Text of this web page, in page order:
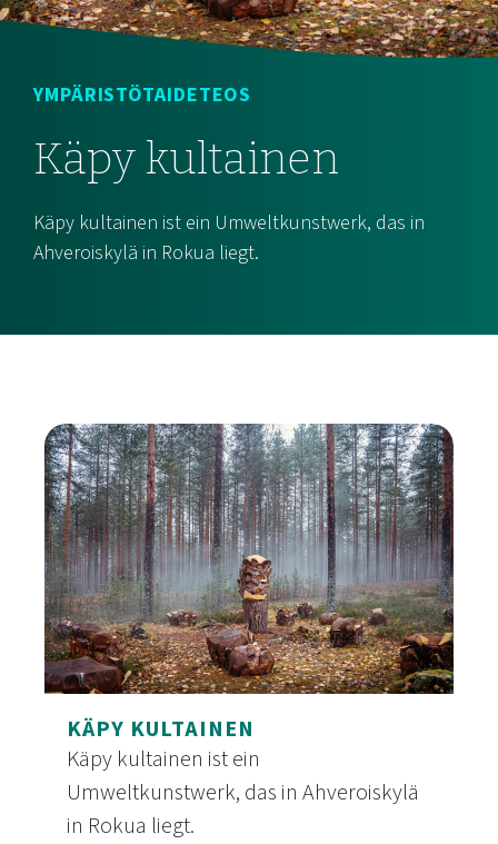
YMPÄRISTÖTAIDETEOS
Käpy kultainen
Käpy kultainen ist ein Umweltkunstwerk, das in
Ahveroiskylä in Rokua liegt.
KÄPY KULTAINEN
Käpy kultainen ist ein
Umweltkunstwerk, das in Ahveroiskylä
in Rokua liegt.